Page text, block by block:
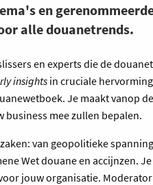
en
alle douanetrends.
en experts die de
insights in cruciale
Je maakt vanop
mee zullen bepalen.
van geopolitieke
Wet douane en accijnzen.
jouw organisatie.